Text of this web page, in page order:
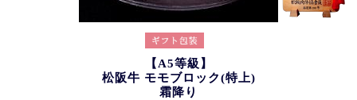
【A5等級】
松阪牛 モモブロック(特上)
霜降り